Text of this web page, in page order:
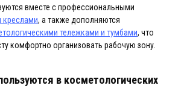
вместе с профессиональными
креслами, а также дополняются
тележками и тумбами, что
комфортно организовать рабочую зону.
в косметологических